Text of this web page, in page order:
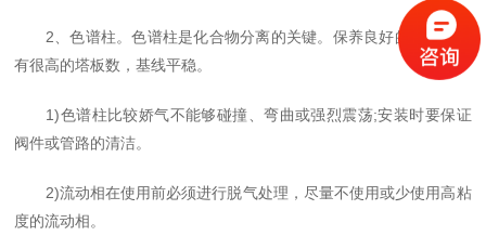
2、色谱柱。色谱柱是化合物分离的关键。保养良好的色谱柱具
有很高的塔板数，基线平稳。
1)色谱柱比较娇气不能够碰撞、弯曲或强烈震荡;安装时要保证
阀件或管路的清洁。
2)流动相在使用前必须进行脱气处理，尽量不使用或少使用高粘
度的流动相。